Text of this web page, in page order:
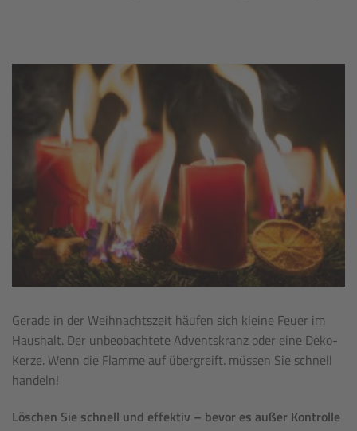
Gerade in der Weihnachtszeit häufen sich kleine Feuer im
Haushalt. Der unbeobachtete Adventskranz oder eine Deko-
Kerze. Wenn die Flamme auf übergreift. müssen Sie schnell
handeln!
Löschen Sie schnell und effektiv – bevor es außer Kontrolle